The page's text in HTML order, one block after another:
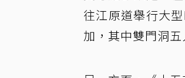
往江原道舉行大
加，其中雙門洞五